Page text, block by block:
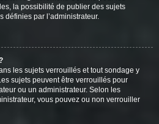
la possibilité de publier des sujets
définies par l’administrateur.
les sujets verrouillés et tout sondage y
sujets peuvent être verrouillés pour
ou un administrateur. Selon les
vous pouvez ou non verrouiller